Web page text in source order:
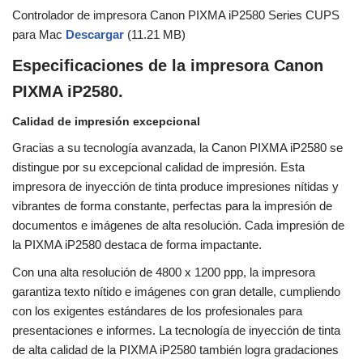
Controlador de impresora Canon PIXMA iP2580 Series CUPS
para Mac Descargar (11.21 MB)
Especificaciones de la impresora Canon
PIXMA iP2580.
Calidad de impresión excepcional
Gracias a su tecnología avanzada, la Canon PIXMA iP2580 se
distingue por su excepcional calidad de impresión. Esta
impresora de inyección de tinta produce impresiones nítidas y
vibrantes de forma constante, perfectas para la impresión de
documentos e imágenes de alta resolución. Cada impresión de
la PIXMA iP2580 destaca de forma impactante.
Con una alta resolución de 4800 x 1200 ppp, la impresora
garantiza texto nítido e imágenes con gran detalle, cumpliendo
con los exigentes estándares de los profesionales para
presentaciones e informes. La tecnología de inyección de tinta
de alta calidad de la PIXMA iP2580 también logra gradaciones